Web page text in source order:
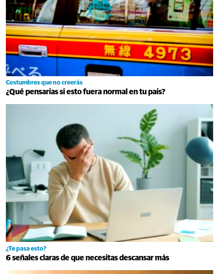
Costumbres que no creerás
¿Qué pensarías si esto fuera normal en tu país?
¿Te pasa esto?
6 señales claras de que necesitas descansar más